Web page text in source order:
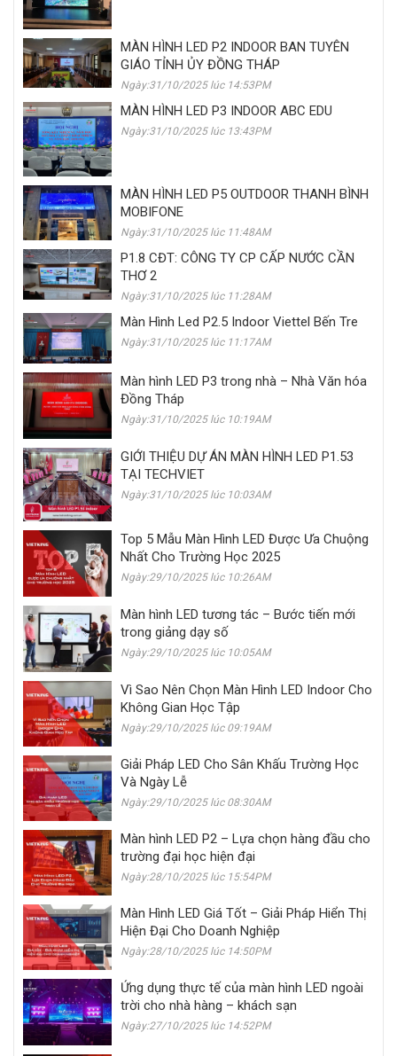
MÀN HÌNH LED P2 INDOOR BAN TUYÊN
GIÁO TỈNH ỦY ĐỒNG THÁP
Ngày:31/10/2025 lúc 14:53PM
MÀN HÌNH LED P3 INDOOR ABC EDU
Ngày:31/10/2025 lúc 13:43PM
MÀN HÌNH LED P5 OUTDOOR THANH BÌNH
MOBIFONE
Ngày:31/10/2025 lúc 11:48AM
P1.8 CĐT: CÔNG TY CP CẤP NƯỚC CẦN
THƠ 2
Ngày:31/10/2025 lúc 11:28AM
Màn Hình Led P2.5 Indoor Viettel Bến Tre
Ngày:31/10/2025 lúc 11:17AM
Màn hình LED P3 trong nhà – Nhà Văn hóa
Đồng Tháp
Ngày:31/10/2025 lúc 10:19AM
GIỚI THIỆU DỰ ÁN MÀN HÌNH LED P1.53
TẠI TECHVIET
Ngày:31/10/2025 lúc 10:03AM
Top 5 Mẫu Màn Hình LED Được Ưa Chuộng
Nhất Cho Trường Học 2025
Ngày:29/10/2025 lúc 10:26AM
Màn hình LED tương tác – Bước tiến mới
trong giảng dạy số
Ngày:29/10/2025 lúc 10:05AM
Vì Sao Nên Chọn Màn Hình LED Indoor Cho
Không Gian Học Tập
Ngày:29/10/2025 lúc 09:19AM
Giải Pháp LED Cho Sân Khấu Trường Học
Và Ngày Lễ
Ngày:29/10/2025 lúc 08:30AM
Màn hình LED P2 – Lựa chọn hàng đầu cho
trường đại học hiện đại
Ngày:28/10/2025 lúc 15:54PM
Màn Hình LED Giá Tốt – Giải Pháp Hiển Thị
Hiện Đại Cho Doanh Nghiệp
Ngày:28/10/2025 lúc 14:50PM
Ứng dụng thực tế của màn hình LED ngoài
trời cho nhà hàng – khách sạn
Ngày:27/10/2025 lúc 14:52PM